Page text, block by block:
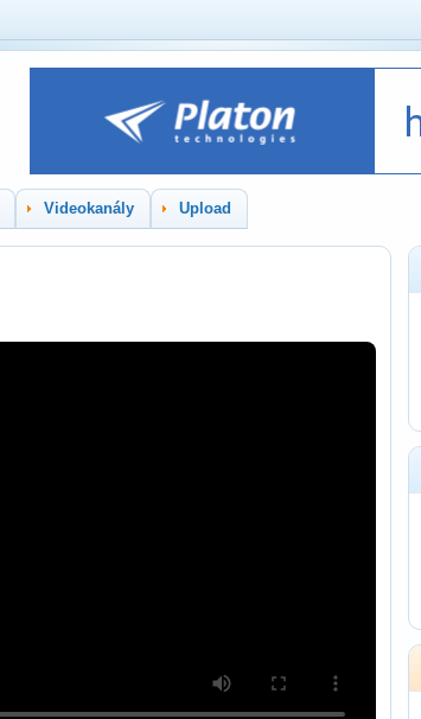
Videokanály Upload